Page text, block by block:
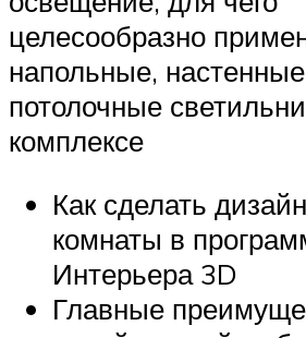
целесообразно
напольные,
потолочные
комплексе
Как сделать
комнаты в
Интерьера 3D
Главные